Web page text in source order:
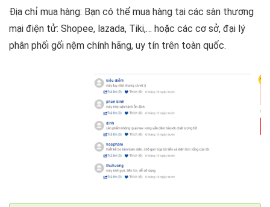
Địa chỉ mua hàng: Bạn có thể mua hàng tại các sàn thương
mại điện tử: Shopee, lazada, Tiki,… hoặc các cơ sở, đại lý
phân phối gối nệm chính hãng, uy tín trên toàn quốc.